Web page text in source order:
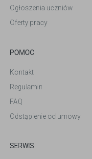
Ogłoszenia uczniów
Oferty pracy
POMOC
Kontakt
Regulamin
FAQ
Odstąpienie od umowy
SERWIS